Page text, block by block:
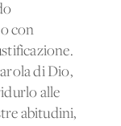
con
di Dio,
alle
abitudini,